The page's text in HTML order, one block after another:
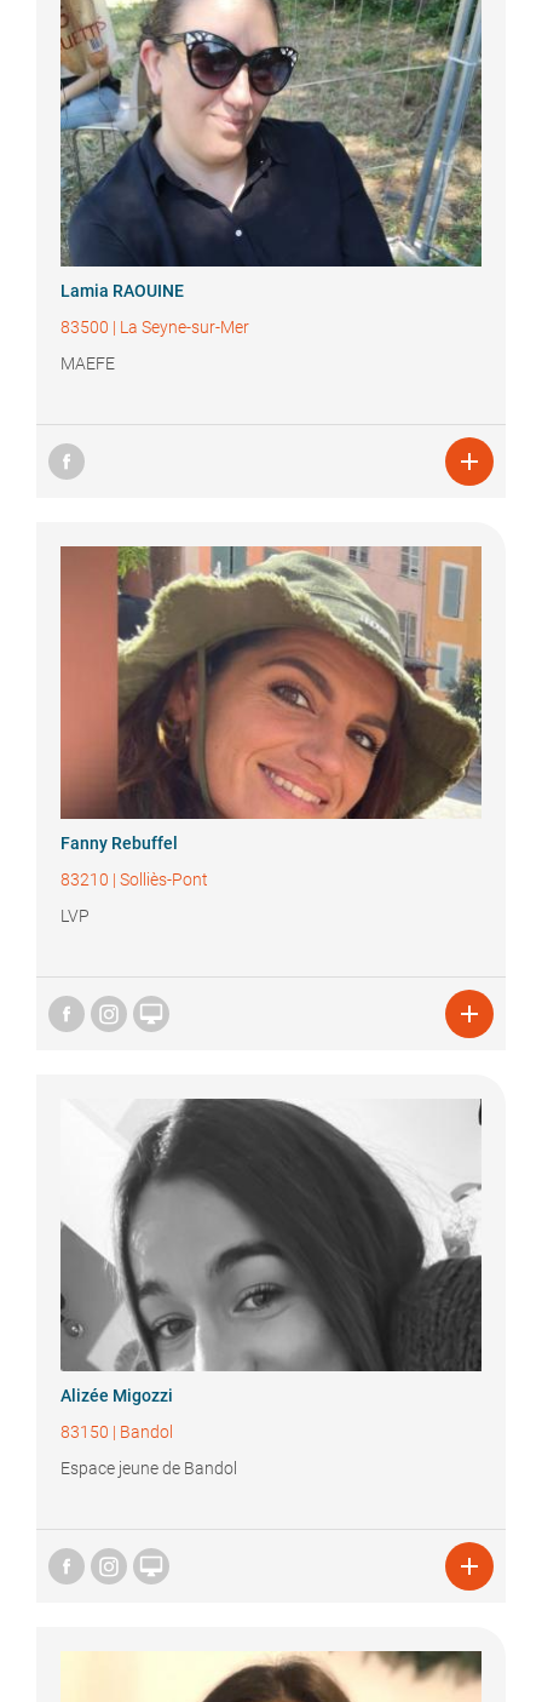
Lamia RAOUINE
83500 | La Seyne-sur-Mer
MAEFE

Fanny Rebuffel
83210 | Solliès-Pont
LVP
 
Alizée Migozzi
83150 | Bandol
Espace jeune de Bandol
 